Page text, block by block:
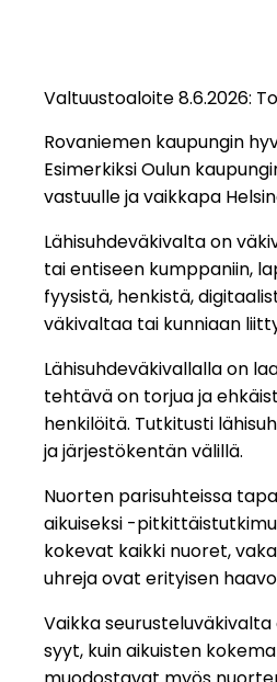
Valtuustoaloite 8.6.2026:
Rovaniemen kaupungin
Esimerkiksi Oulun
vastuulle ja vaikkapa
Lähisuhdeväkivalta on
tai entiseen kumppaniin,
fyysistä, henkistä,
väkivaltaa tai kunniaan
Lähisuhdeväkivallalla on
tehtävä on torjua ja
henkilöitä. Tutkitusti
ja järjestökentän välillä.
Nuorten parisuhteissa
aikuiseksi -
kokevat kaikki nuoret,
uhreja ovat erityisen
Vaikka
syyt, kuin aikuisten